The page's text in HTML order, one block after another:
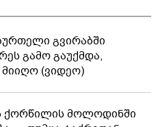
გვირაბში
გამო გაუქმდა,
(ვიდეო)
ქორწილის მოლოდინში